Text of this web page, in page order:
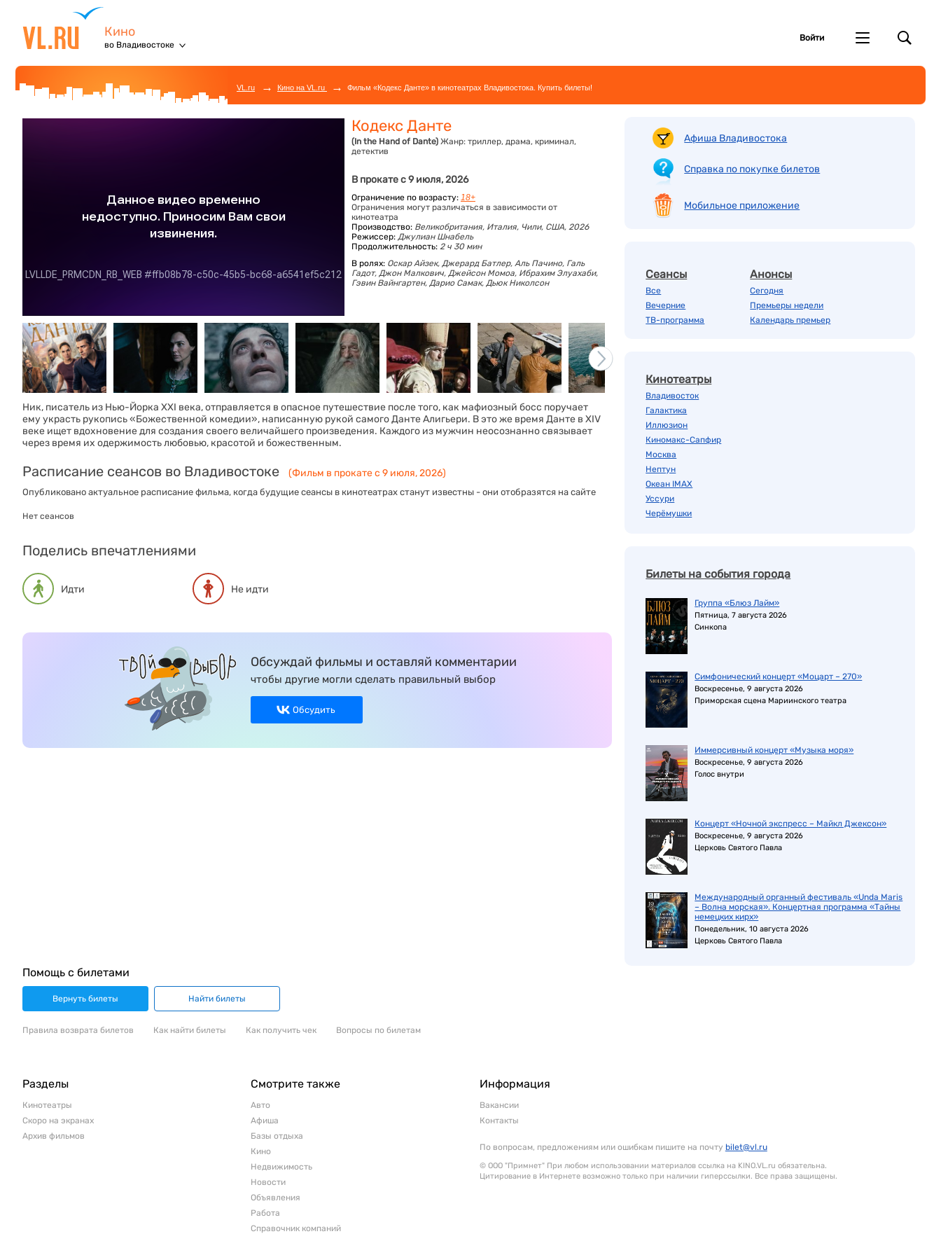
Кино
во Владивостоке
Войти
VL.ru → Кино на VL.ru → Фильм «Кодекс Данте» в кинотеатрах Владивостока. Купить билеты!
Кодекс Данте
(In the Hand of Dante) Жанр: триллер, драма, криминал,
детектив
В прокате с 9 июля, 2026
Ограничение по возрасту: 18+
Ограничения могут различаться в зависимости от
кинотеатра
Производство: Великобритания, Италия, Чили, США, 2026
Режиссер: Джулиан Шнабель
Продолжительность: 2 ч 30 мин
В ролях: Оскар Айзек, Джерард Батлер, Аль Пачино, Галь
Гадот, Джон Малкович, Джейсон Момоа, Ибрахим Элуахаби,
Гэвин Вайнгартен, Дарио Самак, Дьюк Николсон
Ник, писатель из Нью-Йорка XXI века, отправляется в опасное путешествие после того, как мафиозный босс поручает
ему украсть рукопись «Божественной комедии», написанную рукой самого Данте Алигьери. В это же время Данте в XIV
веке ищет вдохновение для создания своего величайшего произведения. Каждого из мужчин неосознанно связывает
через время их одержимость любовью, красотой и божественным.
Расписание сеансов во Владивостоке (Фильм в прокате с 9 июля, 2026)
Опубликовано актуальное расписание фильма, когда будущие сеансы в кинотеатрах станут известны - они отобразятся на сайте
Нет сеансов
Поделись впечатлениями
Идти Не идти
Обсуждай фильмы и оставляй комментарии
чтобы другие могли сделать правильный выбор
Обсудить
Афиша Владивостока
Справка по покупке билетов
Мобильное приложение
Сеансы
Все
Вечерние
ТВ-программа
Анонсы
Сегодня
Премьеры недели
Календарь премьер
Кинотеатры
Владивосток
Галактика
Иллюзион
Киномакс-Сапфир
Москва
Нептун
Океан IMAX
Уссури
Черёмушки
Билеты на события города
Группа «Блюз Лайм»
Пятница, 7 августа 2026
Синкопа
Симфонический концерт «Моцарт – 270»
Воскресенье, 9 августа 2026
Приморская сцена Мариинского театра
Иммерсивный концерт «Музыка моря»
Воскресенье, 9 августа 2026
Голос внутри
Концерт «Ночной экспресс – Майкл Джексон»
Воскресенье, 9 августа 2026
Церковь Святого Павла
Международный органный фестиваль «Unda Maris
– Волна морская». Концертная программа «Тайны
немецких кирх»
Понедельник, 10 августа 2026
Церковь Святого Павла
Помощь с билетами
Вернуть билеты Найти билеты
Правила возврата билетов Как найти билеты Как получить чек Вопросы по билетам
Разделы
Кинотеатры
Скоро на экранах
Архив фильмов
Смотрите также
Авто
Афиша
Базы отдыха
Кино
Недвижимость
Новости
Объявления
Работа
Справочник компаний
Информация
Вакансии
Контакты
По вопросам, предложениям или ошибкам пишите на почту bilet@vl.ru
© ООО "Примнет" При любом использовании материалов ссылка на KINO.VL.ru обязательна.
Цитирование в Интернете возможно только при наличии гиперссылки. Все права защищены.